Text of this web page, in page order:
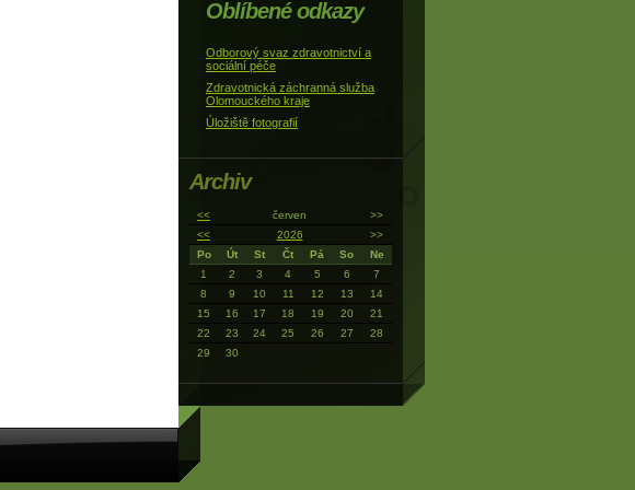
Oblíbené odkazy
Odborový svaz zdravotnictví a
sociální péče
Zdravotnická záchranná služba
Olomouckého kraje
Úložiště fotografií
Archiv
<< červen
>>
<<
2026
>>
Po
Út St Čt Pá So
Ne
1
2 3 4 5 6
7
8
9 10 11 12 13
14
15
16 17 18 19 20
21
22
23 24 25 26 27
28
29
30